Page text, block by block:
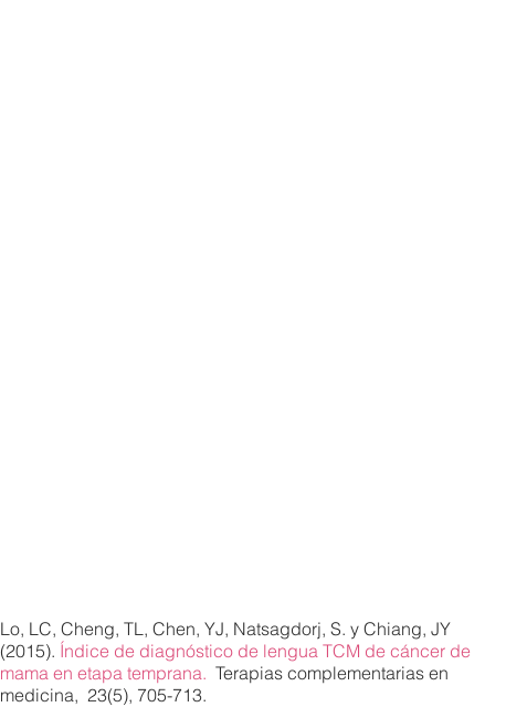
Lo, LC, Cheng, TL, Chen, YJ, Natsagdorj, S. y Chiang, JY
(2015). Índice de diagnóstico de lengua TCM de cáncer de
mama en etapa temprana. Terapias complementarias en
medicina, 23(5), 705-713.